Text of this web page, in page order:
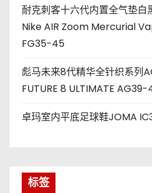
耐克刺客十六代内置全气垫白
Nike AIR Zoom Mercurial
FG35-45
彪马未来8代精华全针织系列
FUTURE 8 ULTIMATE
卓玛室内平底足球鞋JOMA
标签